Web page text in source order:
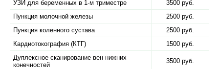
УЗИ для беременных в 1-м триместре
3500 руб.
Пункция молочной железы
2500 руб.
Пункция коленного сустава
2500 руб.
Кардиотокография (КТГ)
1500 руб.
Дуплексное сканирование вен нижних
конечностей
3500 руб.